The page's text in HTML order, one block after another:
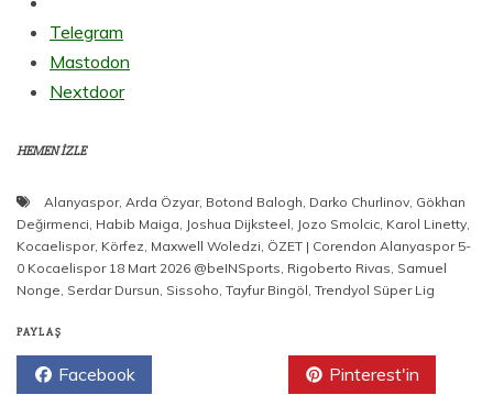
Telegram
Mastodon
Nextdoor
HEMEN İZLE
Alanyaspor, Arda Özyar, Botond Balogh, Darko Churlinov, Gökhan
Değirmenci, Habib Maiga, Joshua Dijksteel, Jozo Smolcic, Karol Linetty,
Kocaelispor, Körfez, Maxwell Woledzi, ÖZET | Corendon Alanyaspor 5-
0 Kocaelispor 18 Mart 2026 @beINSports, Rigoberto Rivas, Samuel
Nonge, Serdar Dursun, Sissoho, Tayfur Bingöl, Trendyol Süper Lig
PAYLAŞ
Facebook Pinterest'in